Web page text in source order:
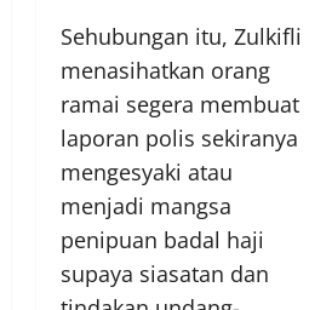
Sehubungan itu, Zulkifli
menasihatkan orang
ramai segera membuat
laporan polis sekiranya
mengesyaki atau
menjadi mangsa
penipuan badal haji
supaya siasatan dan